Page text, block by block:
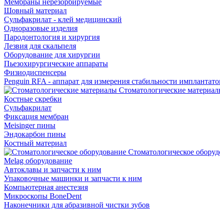
Мембраны нерезорбируемые
Шовный материал
Сульфакрилат - клей медицинский
Одноразовые изделия
Пародонтология и хирургия
Лезвия для скальпеля
Оборудование для хирургии
Пьезохирургические аппараты
Физиодиспенсеры
Penguin RFA - аппарат для измерения стабильности
Стоматологические
Костные скребки
Сульфакрилат
Фиксация мембран
Meisinger пины
Эндокарбон пины
Костный материал
Стоматологическое
Melag оборудование
Автоклавы и запчасти к ним
Упаковочные машинки и запчасти к ним
Компьютерная анестезия
Микроскопы BoneDent
Наконечники для абразивной чистки зубов